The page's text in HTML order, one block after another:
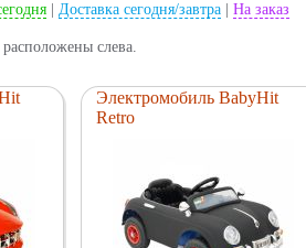
Доставка сегодня/завтра На заказ
слева.
Электромобиль BabyHit
Retro